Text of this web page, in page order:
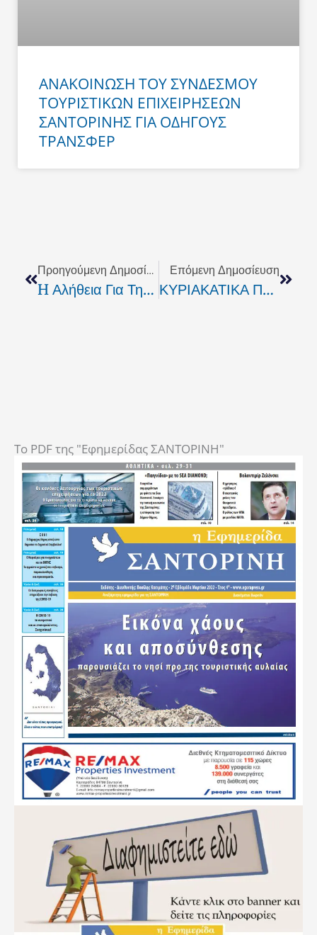
ΑΝΑΚΟΙΝΩΣΗ ΤΟΥ ΣΥΝΔΕΣΜΟΥ
ΤΟΥΡΙΣΤΙΚΩΝ ΕΠΙΧΕΙΡΗΣΕΩΝ
ΣΑΝΤΟΡΙΝΗΣ ΓΙΑ ΟΔΗΓΟΥΣ
ΤΡΑΝΣΦΕΡ
Προηγούμενη Δημοσίευση
H Αλήθεια Για Την Οικονομία. Του Γ. Δραμουντάνη
Επόμενη Δημοσίευση
ΚΥΡΙΑΚΑΤΙΚΑ ΠΡΩΤΟΣΕΛΙΔΑ
To PDF της "Εφημερίδας ΣΑΝΤΟΡΙΝΗ"